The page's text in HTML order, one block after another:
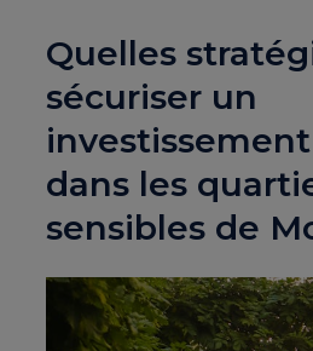
Quelles
sécuriser un
dans les
sensibles de